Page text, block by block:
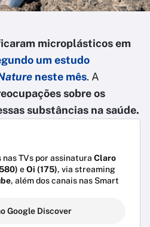
microplásticos em
um estudo
neste mês. A
sobre os
substâncias na saúde.
nas TVs por assinatura Claro
eOi (175), via streaming
, além dos canais nas Smart
Google Discover